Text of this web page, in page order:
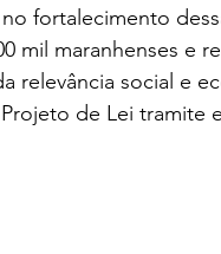
fortalecimento
mil maranhenses e
relevância social e
de Lei tramite